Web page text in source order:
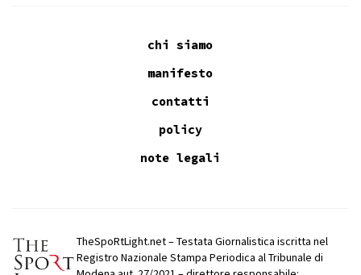
chi siamo
manifesto
contatti
policy
note legali
TheSpoRtLight.net – Testata Giornalistica iscritta nel
Registro Nazionale Stampa Periodica al Tribunale di